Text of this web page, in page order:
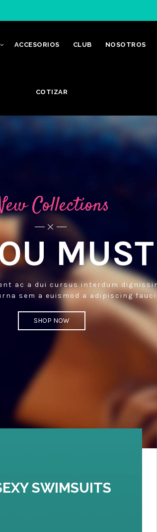
ACCESORIOS CLUB NOSOTROS
COTIZAR
Collections
ac a dui cursus interdum
sem a euismod a adipiscing
SHOP NOW
SWIMSUITS